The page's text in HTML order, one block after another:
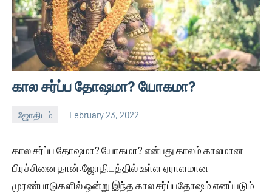
கால சர்ப்ப தோஷமா? யோகமா?
ஜோதிடம் February 23, 2022
Auser
No
கால சர்ப்ப தோஷமா? யோகமா? என்பது காலம் காலமான
பிரச்சினை தான்.ஜோதிடத்தில் உள்ள ஏராளமான
முரண்பாடுகளில் ஒன்று இந்த கால சர்ப்பதோஷம் எனப்படும்